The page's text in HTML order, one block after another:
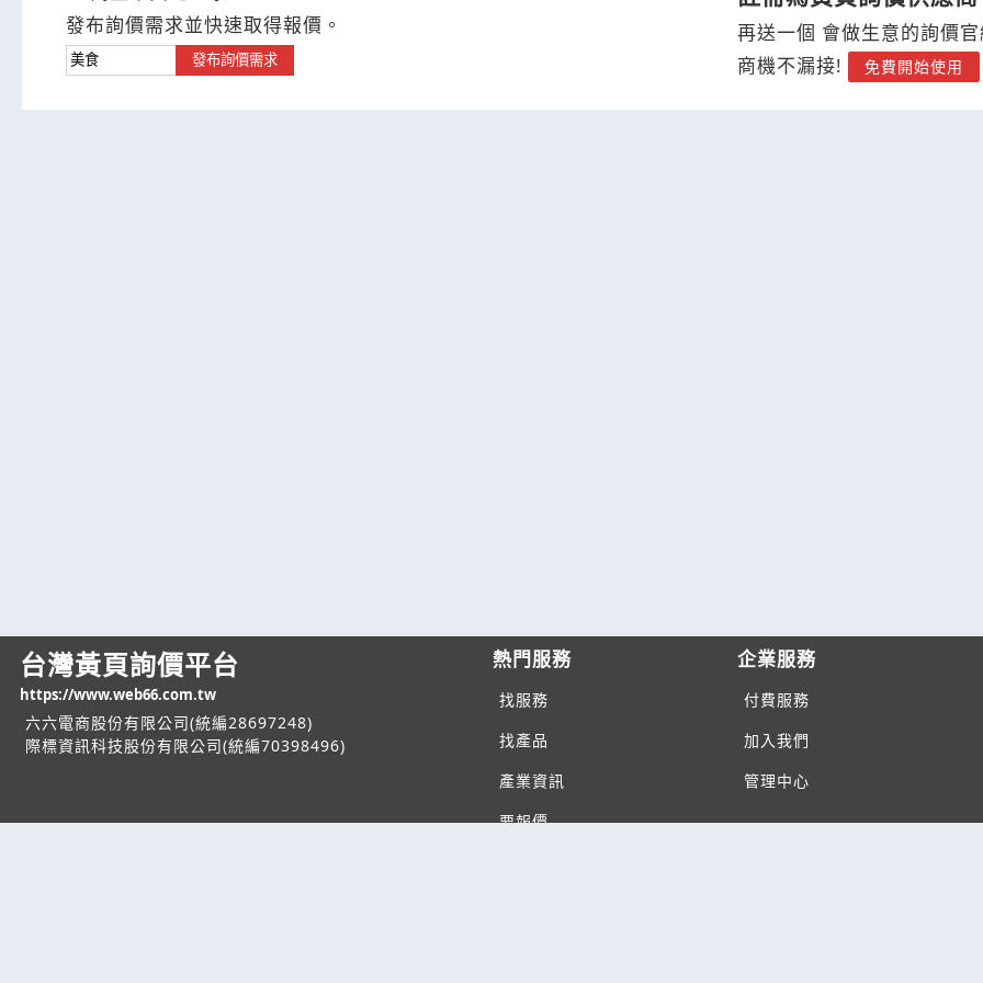
發布詢價需求並快速取得報價。
發布詢價需求
再送一個 會做生意的詢價
商機不漏接!
免費開始使用
台灣黃頁詢價平台
https://www.web66.com.tw
六六電商股份有限公司(統編28697248)
際標資訊科技股份有限公司(統編70398496)
熱門服務
找服務
找產品
產業資訊
要報價
企業服務
付費服務
加入我們
管理中心